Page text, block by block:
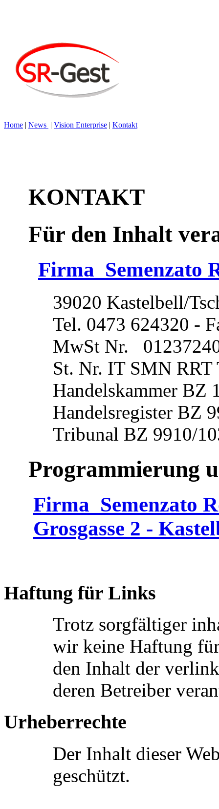
Home | News | Vision Enterprise | Kontakt
KONTAKT
Für den Inhalt
Firma Semenzato
39020 Kastelbell/
Tel. 0473 624320 -
MwSt Nr.
St. Nr. IT SMN RRT
Handelskammer BZ
Handelsregister BZ
Tribunal BZ 9910/
Programmierung
Firma Semenzato
Grosgasse 2 -
Haftung für Links
Trotz sorgfältiger
wir keine Haftung
den Inhalt der
deren Betreiber
Urheberrechte
Der Inhalt dieser
geschützt.